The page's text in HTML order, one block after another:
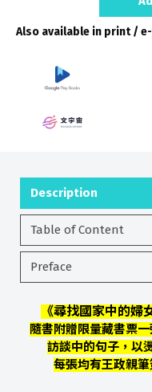
Also available in print /
Description
Table of Content
Preface
《尋找國家中的婦
隨書附贈限量藏書票
訪談中的句子，以
每張均有王政親